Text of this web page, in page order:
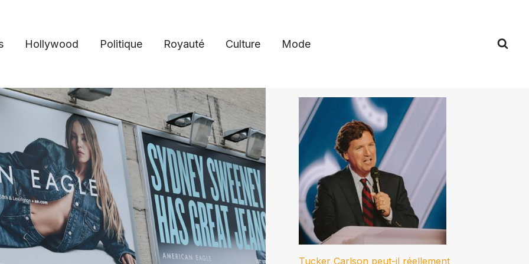
Hollywood Politique Royauté Culture Mode
Tucker Carlson peut-il réellement